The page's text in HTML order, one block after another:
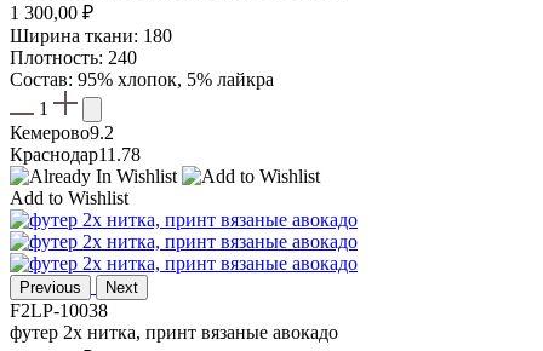
1 300,00 ₽
Ширина ткани: 180
Плотность: 240
Состав: 95% хлопок, 5% лайкра
1
Кемерово9.2
Краснодар11.78
Add to Wishlist
Previous Next
F2LP-10038
футер 2х нитка, принт вязаные авокадо